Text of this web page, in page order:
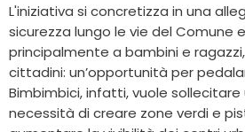
L'iniziativa si concretizza in una
sicurezza lungo le vie del Comune
principalmente a bambini e
cittadini: un’opportunità per
Bimbimbici, infatti, vuole sollecitare
necessità di creare zone verdi e